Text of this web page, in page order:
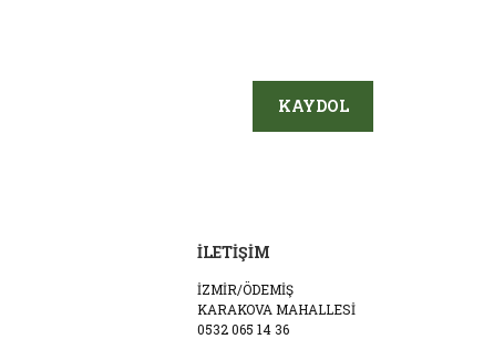
KAYDOL
İLETİŞİM
İZMİR/ÖDEMİŞ
KARAKOVA MAHALLESİ
0532 065 14 36